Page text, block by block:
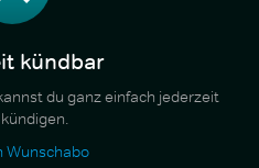
kündbar
du ganz einfach jederzeit
Wunschabo